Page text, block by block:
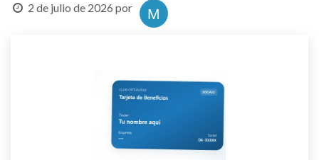
2 de julio de 2026 por